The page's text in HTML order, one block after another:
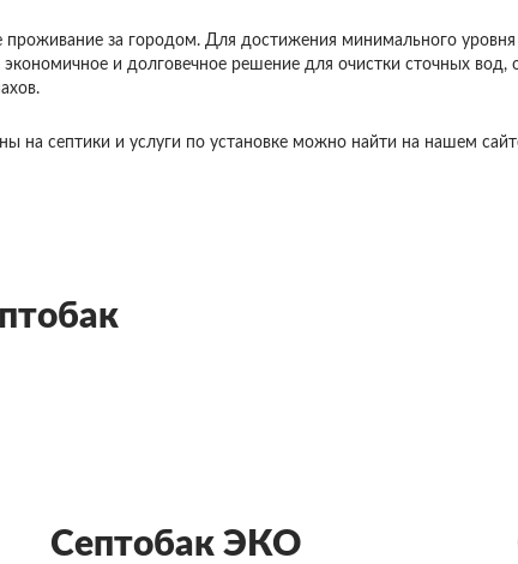
за городом. Для достижения минимального
и долговечное решение для очистки сточных
на септики и услуги по установке можно найти на нашем
Септобак ЭКО